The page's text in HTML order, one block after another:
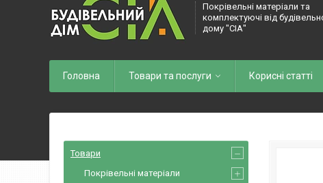
Покрівельні матеріали та
комплектуючі від
дому "СІА"
Головна Товари та послуги Корисні статті
Товари
Покрівельні матеріали